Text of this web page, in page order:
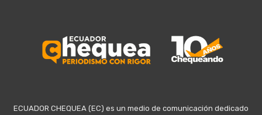
ECUADOR CHEQUEA (EC) es un medio de comunicación dedicado